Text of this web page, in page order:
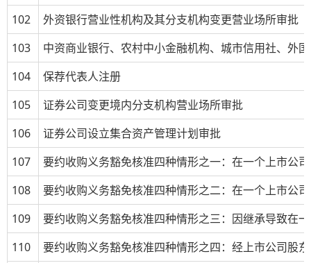
102
外资银行营业性机构及其分支机构变更营业场所审批
103
中资商业银行、农村中小金融机构、城市信用社、外
104
保荐代表人注册
105
证券公司变更境内分支机构营业场所审批
106
证券公司设立集合资产管理计划审批
107
要约收购义务豁免核准四种情形之一：在一个上市公
108
要约收购义务豁免核准四种情形之二：在一个上市公
109
要约收购义务豁免核准四种情形之三：因继承导致在
110
要约收购义务豁免核准四种情形之四：经上市公司股